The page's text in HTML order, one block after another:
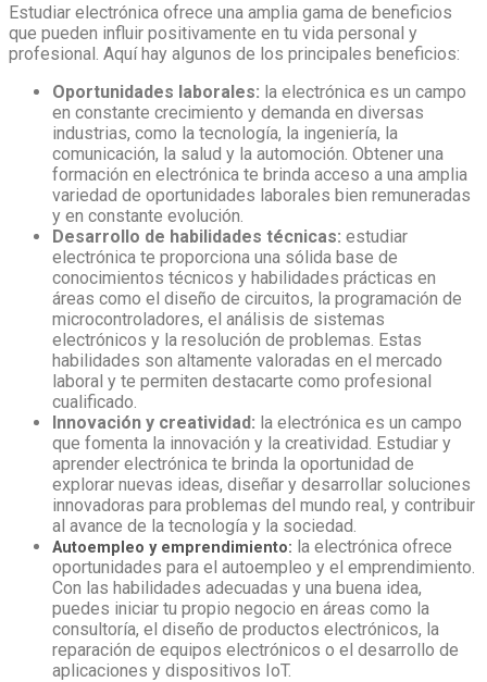
Estudiar electrónica ofrece una amplia gama de beneficios
que pueden influir positivamente en tu vida personal y
profesional. Aquí hay algunos de los principales beneficios:
Oportunidades laborales: la electrónica es un campo
en constante crecimiento y demanda en diversas
industrias, como la tecnología, la ingeniería, la
comunicación, la salud y la automoción. Obtener una
formación en electrónica te brinda acceso a una amplia
variedad de oportunidades laborales bien remuneradas
y en constante evolución.
Desarrollo de habilidades técnicas: estudiar
electrónica te proporciona una sólida base de
conocimientos técnicos y habilidades prácticas en
áreas como el diseño de circuitos, la programación de
microcontroladores, el análisis de sistemas
electrónicos y la resolución de problemas. Estas
habilidades son altamente valoradas en el mercado
laboral y te permiten destacarte como profesional
cualificado.
Innovación y creatividad: la electrónica es un campo
que fomenta la innovación y la creatividad. Estudiar y
aprender electrónica te brinda la oportunidad de
explorar nuevas ideas, diseñar y desarrollar soluciones
innovadoras para problemas del mundo real, y contribuir
al avance de la tecnología y la sociedad.
Autoempleo y emprendimiento: la electrónica ofrece
oportunidades para el autoempleo y el emprendimiento.
Con las habilidades adecuadas y una buena idea,
puedes iniciar tu propio negocio en áreas como la
consultoría, el diseño de productos electrónicos, la
reparación de equipos electrónicos o el desarrollo de
aplicaciones y dispositivos IoT.